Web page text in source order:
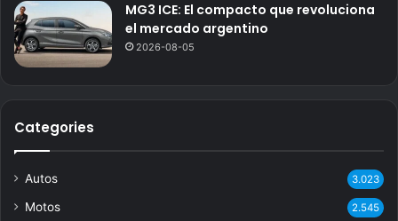
MG3 ICE: El compacto que revoluciona
el mercado argentino
2026-08-05
Categories
Autos 3.023
Motos 2.545